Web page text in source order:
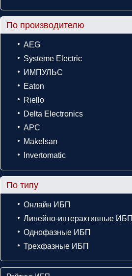
По производителю
AEG
Systeme Electric
ИМПУЛЬС
Eaton
Riello
Delta Electronics
APC
Makelsan
Invertomatic
По типу
Онлайн ИБП
Линейно-интерактивные ИБП
Однофазные ИБП
Трехфазные ИБП